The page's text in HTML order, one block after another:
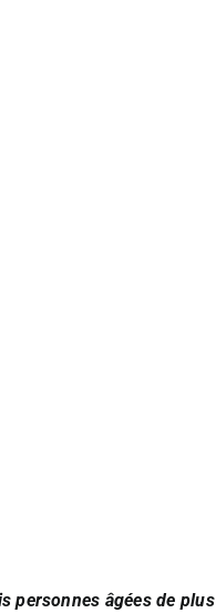
personnes âgées de plus